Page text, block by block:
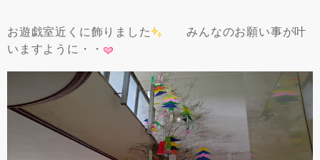
お遊戯室近くに飾りました
みんなのお願い事が叶
いますように・・